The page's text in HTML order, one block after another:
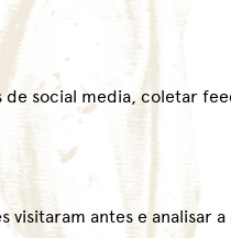
social media, coletar
visitaram antes e analisar